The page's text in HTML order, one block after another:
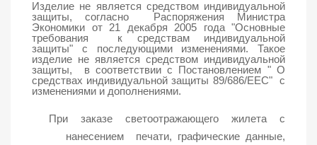
Изделие не является средством индивидуальной
защиты, согласно Распоряжения Министра
Экономики от 21 декабря 2005 года "Основные
требования к средствам индивидуальной
защиты" с последующими изменениями. Такое
изделие не является средством индивидуальной
защиты, в соответствии с Постановлением " О
средствах индивидуальной защиты 89/686/EEC" с
изменениями и дополнениями.
При заказе светоотражающего жилета с
нанесением печати, графические данные,